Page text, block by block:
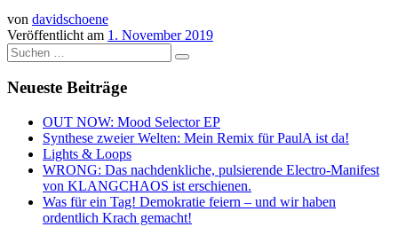
von davidschoene
Veröffentlicht am 1. November 2019
Suche
Suchen …
Neueste Beiträge
OUT NOW: Mood Selector EP
Synthese zweier Welten: Mein Remix für PaulA ist da!
Lights & Loops
WRONG: Das nachdenkliche, pulsierende Electro-Manifest
von KLANGCHAOS ist erschienen.
Was für ein Tag! Demokratie feiern – und wir haben
ordentlich Krach gemacht!